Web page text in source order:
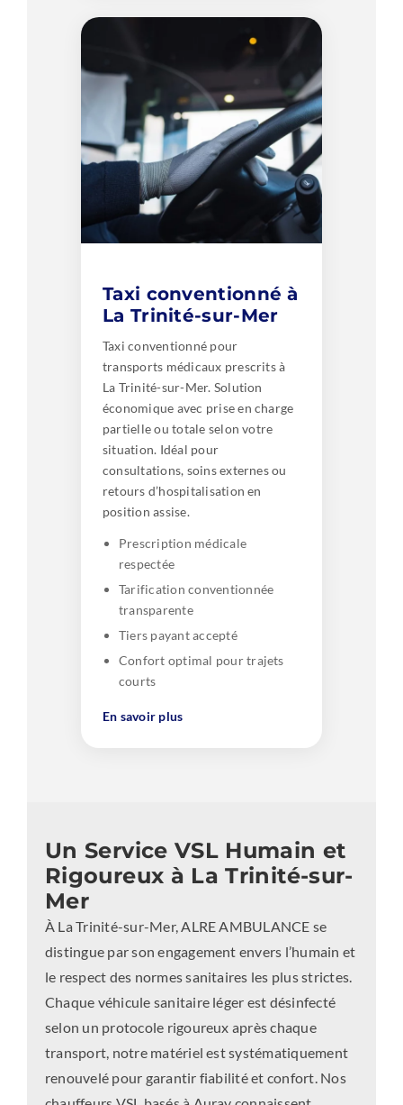
Taxi conventionné à
La Trinité-sur-Mer
Taxi conventionné pour
transports médicaux prescrits à
La Trinité-sur-Mer. Solution
économique avec prise en charge
partielle ou totale selon votre
situation. Idéal pour
consultations, soins externes ou
retours d’hospitalisation en
position assise.
Prescription médicale
respectée
Tarification conventionnée
transparente
Tiers payant accepté
Confort optimal pour trajets
courts
En savoir plus
Un Service VSL Humain et
Rigoureux à La Trinité-sur-
Mer
À La Trinité-sur-Mer, ALRE AMBULANCE se
distingue par son engagement envers l’humain et
le respect des normes sanitaires les plus strictes.
Chaque véhicule sanitaire léger est désinfecté
selon un protocole rigoureux après chaque
transport, notre matériel est systématiquement
renouvelé pour garantir fiabilité et confort. Nos